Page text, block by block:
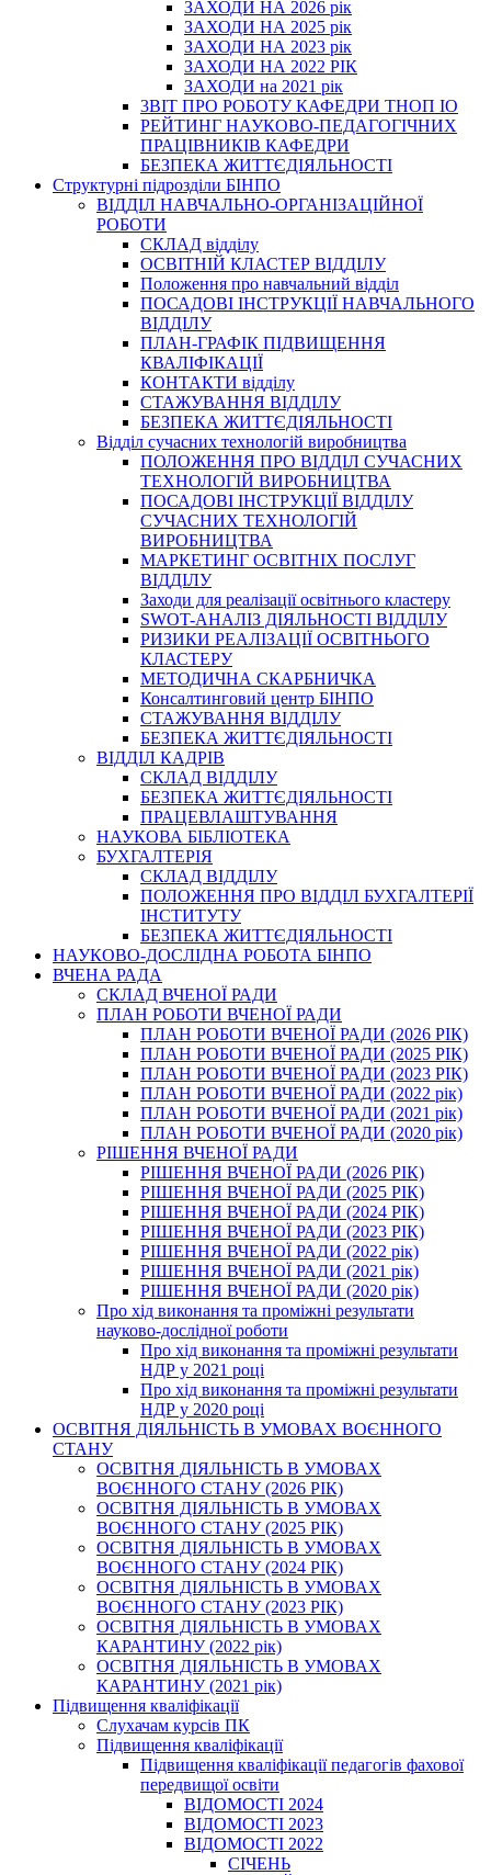
ЗАХОДИ НА 2026 рік
ЗАХОДИ НА 2025 рік
ЗАХОДИ НА 2023 рік
ЗАХОДИ НА 2022 РІК
ЗАХОДИ на 2021 рік
3BIT ПРО РОБОТУ КАФЕДРИ ТНОП ІО
РЕЙТИНГ НАУКОВО-ПЕДАГОГІЧНИХ
ПРАЦІВНИКІВ КАФЕДРИ
БЕЗПЕКА ЖИТТЄДІЯЛЬНОСТІ
Структурні підрозділи БІНПО
ВІДДІЛ НАВЧАЛЬНО-ОРГАНІЗАЦІЙНОЇ
РОБОТИ
СКЛАД відділу
ОСВІТНІЙ КЛАСТЕР ВІДДІЛУ
Положення про навчальний вiддiл
ПОСАДОВІ ІНСТРУКЦІЇ НАВЧАЛЬНОГО
ВІДДІЛУ
ПЛАН-ГРАФІК ПІДВИЩЕННЯ
КВАЛІФІКАЦІЇ
КОНТАКТИ відділу
СТАЖУВАННЯ ВІДДІЛУ
БЕЗПЕКА ЖИТТЄДІЯЛЬНОСТІ
Відділ сучасних технологій виробництва
ПОЛОЖЕННЯ ПРО ВІДДІЛ СУЧАСНИХ
ТЕХНОЛОГІЙ ВИРОБНИЦТВА
ПОСАДОВІ ІНСТРУКЦІЇ ВІДДІЛУ
СУЧАСНИХ ТЕХНОЛОГІЙ
ВИРОБНИЦТВА
МАРКЕТИНГ ОСВІТНІХ ПОСЛУГ
ВІДДІЛУ
Заходи для реалізації освітнього кластеру
SWOT-АНАЛІЗ ДІЯЛЬНОСТІ ВІДДІЛУ
РИЗИКИ РЕАЛІЗАЦІЇ ОСВІТНЬОГО
КЛАСТЕРУ
МЕТОДИЧНА СКАРБНИЧКА
Консалтинговий центр БІНПО
СТАЖУВАННЯ ВІДДІЛУ
БЕЗПЕКА ЖИТТЄДІЯЛЬНОСТІ
ВІДДІЛ КАДРІВ
СКЛАД ВІДДІЛУ
БЕЗПЕКА ЖИТТЄДІЯЛЬНОСТІ
ПРАЦЕВЛАШТУВАННЯ
НАУКОВА БІБЛІОТЕКА
БУХГАЛТЕРІЯ
СКЛАД ВІДДІЛУ
ПОЛОЖЕННЯ ПРО ВІДДІЛ БУХГАЛТЕРІЇ
ІНСТИТУТУ
БЕЗПЕКА ЖИТТЄДІЯЛЬНОСТІ
НАУКОВО-ДОСЛІДНА РОБОТА БІНПО
ВЧЕНА РАДА
СКЛАД ВЧЕНОЇ РАДИ
ПЛАН РОБОТИ ВЧЕНОЇ РАДИ
ПЛАН РОБОТИ ВЧЕНОЇ РАДИ (2026 РІК)
ПЛАН РОБОТИ ВЧЕНОЇ РАДИ (2025 РІК)
ПЛАН РОБОТИ ВЧЕНОЇ РАДИ (2023 РІК)
ПЛАН РОБОТИ ВЧЕНОЇ РАДИ (2022 рік)
ПЛАН РОБОТИ ВЧЕНОЇ РАДИ (2021 рік)
ПЛАН РОБОТИ ВЧЕНОЇ РАДИ (2020 рік)
РІШЕННЯ ВЧЕНОЇ РАДИ
РІШЕННЯ ВЧЕНОЇ РАДИ (2026 РІК)
РІШЕННЯ ВЧЕНОЇ РАДИ (2025 РІК)
РІШЕННЯ ВЧЕНОЇ РАДИ (2024 РІК)
РІШЕННЯ ВЧЕНОЇ РАДИ (2023 РІК)
РІШЕННЯ ВЧЕНОЇ РАДИ (2022 рік)
РІШЕННЯ ВЧЕНОЇ РАДИ (2021 рік)
РІШЕННЯ ВЧЕНОЇ РАДИ (2020 рік)
Про хід виконання та проміжні результати
науково-дослідної роботи
Про хід виконання та проміжні результати
НДР у 2021 році
Про хід виконання та проміжні результати
НДР у 2020 році
ОСВІТНЯ ДІЯЛЬНІСТЬ В УМОВАХ ВОЄННОГО
СТАНУ
ОСВІТНЯ ДІЯЛЬНІСТЬ В УМОВАХ
ВОЄННОГО СТАНУ (2026 РІК)
ОСВІТНЯ ДІЯЛЬНІСТЬ В УМОВАХ
ВОЄННОГО СТАНУ (2025 РІК)
ОСВІТНЯ ДІЯЛЬНІСТЬ В УМОВАХ
ВОЄННОГО СТАНУ (2024 РІК)
ОСВІТНЯ ДІЯЛЬНІСТЬ В УМОВАХ
ВОЄННОГО СТАНУ (2023 РІК)
ОСВІТНЯ ДІЯЛЬНІСТЬ В УМОВАХ
КАРАНТИНУ (2022 рік)
ОСВІТНЯ ДІЯЛЬНІСТЬ В УМОВАХ
КАРАНТИНУ (2021 рік)
Підвищення кваліфікації
Слухачам курсів ПК
Підвищення кваліфікації
Підвищення кваліфікації педагогів фахової
передвищої освіти
ВІДОМОСТІ 2024
ВІДОМОСТІ 2023
ВІДОМОСТІ 2022
СІЧЕНЬ